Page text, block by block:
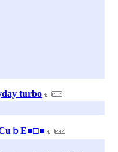
turbo
ｂE■□■